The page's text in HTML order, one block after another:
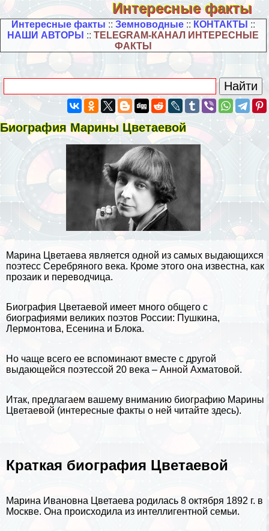
Интересные факты
Интересные факты :: Земноводные:: КОНТАКТЫ ::
НАШИ АВТОРЫ ::TELEGRAM-КАНАЛ ИНТЕРЕСНЫЕ
ФАКТЫ
Биография Марины Цветаевой
Марина Цветаева является одной из самых выдающихся
поэтесс Серебряного века. Кроме этого она известна, как
прозаик и переводчица.
Биография Цветаевой имеет много общего с
биографиями великих поэтов России: Пушкина,
Лермонтова, Есенина и Блока.
Но чаще всего ее вспоминают вместе с другой
выдающейся поэтессой 20 века – Анной Ахматовой.
Итак, предлагаем вашему вниманию биографию Марины
Цветаевой (интересные факты о ней читайте здесь).
Краткая биография Цветаевой
Марина Ивановна Цветаева родилась 8 октября 1892 г. в
Москве. Она происходила из интеллигентной семьи.